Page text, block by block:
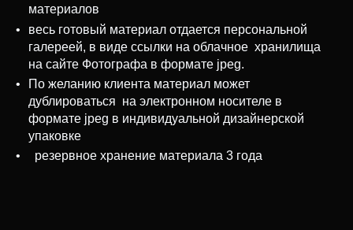
материалов
весь готовый материал отдается персональной
галереей, в виде ссылки на облачное хранилища
на сайте Фотографа в формате jpeg.
По желанию клиента материал может
дублироваться на электронном носителе в
формате jpeg в индивидуальной дизайнерской
упаковке
резервное хранение материала 3 года